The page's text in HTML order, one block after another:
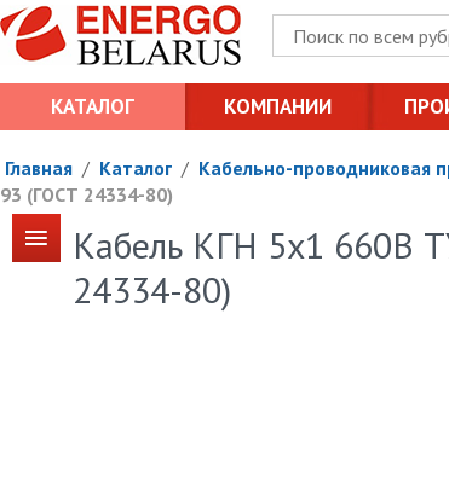
КАТАЛОГ КОМПАНИИ
Главная / Каталог / Кабельно-проводниковая
93 (ГОСТ 24334-80)
Кабель КГН 5х1 660В
24334-80)